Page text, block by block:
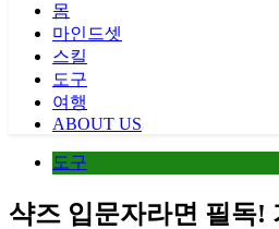
몸
마인드셋
스킬
도구
여행
ABOUT US
도구
샥즈 입문자라면 필독!